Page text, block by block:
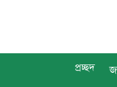
প্রচ্ছদ